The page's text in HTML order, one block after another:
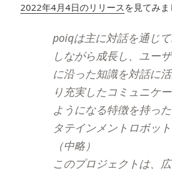
2022年4月4日のリリース を見てみま
poiqは主に対話を通じ
しながら成長し、ユー
に沿った知識を対話に
り充実したコミュニケ
ようになる特徴を持っ
タテインメントロボット
（中略）
このプロジェクトは、